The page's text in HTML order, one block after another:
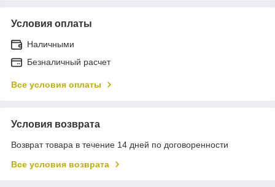
Условия оплаты
Наличными
Безналичный расчет
Все условия оплаты
Условия возврата
Возврат товара в течение 14 дней по договоренности
Все условия возврата